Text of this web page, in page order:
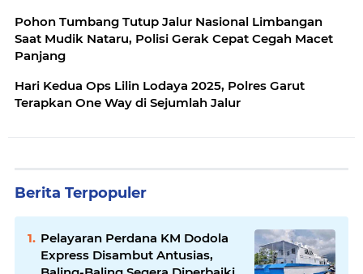
Pohon Tumbang Tutup Jalur Nasional Limbangan
Saat Mudik Nataru, Polisi Gerak Cepat Cegah Macet
Panjang
Hari Kedua Ops Lilin Lodaya 2025, Polres Garut
Terapkan One Way di Sejumlah Jalur
Berita Terpopuler
Pelayaran Perdana KM Dodola
Express Disambut Antusias,